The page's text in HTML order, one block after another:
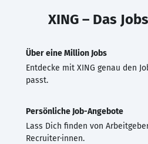
XING – Das
Über eine Million Jobs
Entdecke mit XING genau den
passt.
Persönliche Job-Angebote
Lass Dich finden von
Recruiter·innen.